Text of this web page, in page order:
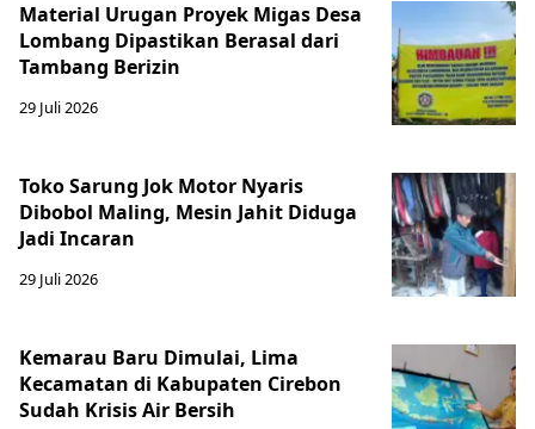
Material Urugan Proyek Migas Desa
Lombang Dipastikan Berasal dari
Tambang Berizin
29 Juli 2026
Toko Sarung Jok Motor Nyaris
Dibobol Maling, Mesin Jahit Diduga
Jadi Incaran
29 Juli 2026
Kemarau Baru Dimulai, Lima
Kecamatan di Kabupaten Cirebon
Sudah Krisis Air Bersih